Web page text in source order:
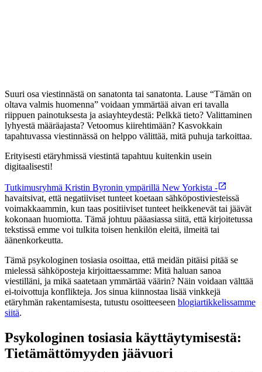
Suuri osa viestinnästä on sanatonta tai sanatonta. Lause “Tämän on
oltava valmis huomenna” voidaan ymmärtää aivan eri tavalla
riippuen painotuksesta ja asiayhteydestä: Pelkkä tieto? Valittaminen
lyhyestä määräajasta? Vetoomus kiirehtimään? Kasvokkain
tapahtuvassa viestinnässä on helppo välittää, mitä puhuja tarkoittaa.
Erityisesti etäryhmissä viestintä tapahtuu kuitenkin usein
digitaalisesti!
Tutkimusryhmä Kristin Byronin ympärillä New Yorkista -
havaitsivat, että negatiiviset tunteet koetaan sähköpostiviesteissä
voimakkaammin, kun taas positiiviset tunteet heikkenevät tai jäävät
kokonaan huomiotta. Tämä johtuu pääasiassa siitä, että kirjoitetussa
tekstissä emme voi tulkita toisen henkilön eleitä, ilmeitä tai
äänenkorkeutta.
Tämä psykologinen tosiasia osoittaa, että meidän pitäisi pitää se
mielessä sähköposteja kirjoittaessamme: Mitä haluan sanoa
viestilläni, ja mikä saatetaan ymmärtää väärin? Näin voidaan välttää
ei-toivottuja konflikteja. Jos sinua kiinnostaa lisää vinkkejä
etäryhmän rakentamisesta, tutustu osoitteeseen blogiartikkelissamme
siitä.
Psykologinen tosiasia käyttäytymisestä:
Tietämättömyyden jäävuori